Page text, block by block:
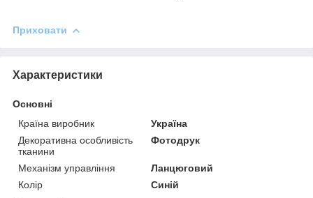
Приховати
Характеристики
Основні
Країна виробник
Україна
Декоративна особливість
тканини
Фотодрук
Механізм управління
Ланцюговий
Колір
Синій